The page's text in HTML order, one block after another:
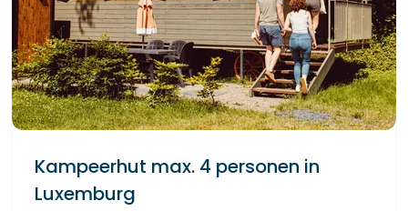
Kampeerhut max. 4 personen in
Luxemburg